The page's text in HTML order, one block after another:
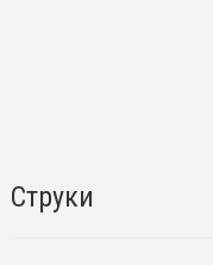
Струки